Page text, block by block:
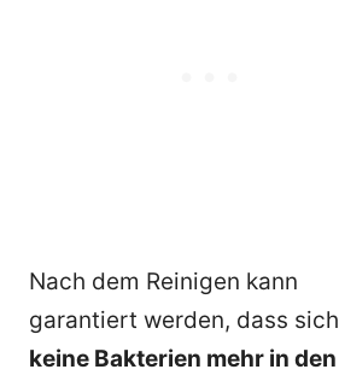
Nach dem Reinigen kann
garantiert werden, dass sich
keine Bakterien mehr in den